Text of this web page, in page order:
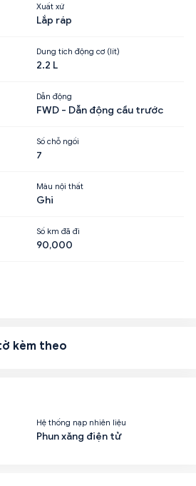
Xuất xứ
Lắp ráp
Dung tích động cơ (lít)
2.2 L
Dẫn động
FWD - Dẫn động cầu trước
Số chỗ ngồi
7
Màu nội thất
Ghi
Số km đã đi
90,000
kèm theo
Hệ thống nạp nhiên liệu
Phun xăng điện tử